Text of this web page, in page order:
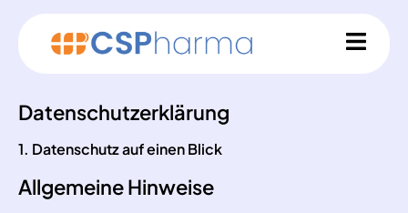
Datenschutz­erklärung
1. Datenschutz auf einen Blick
Allgemeine Hinweise